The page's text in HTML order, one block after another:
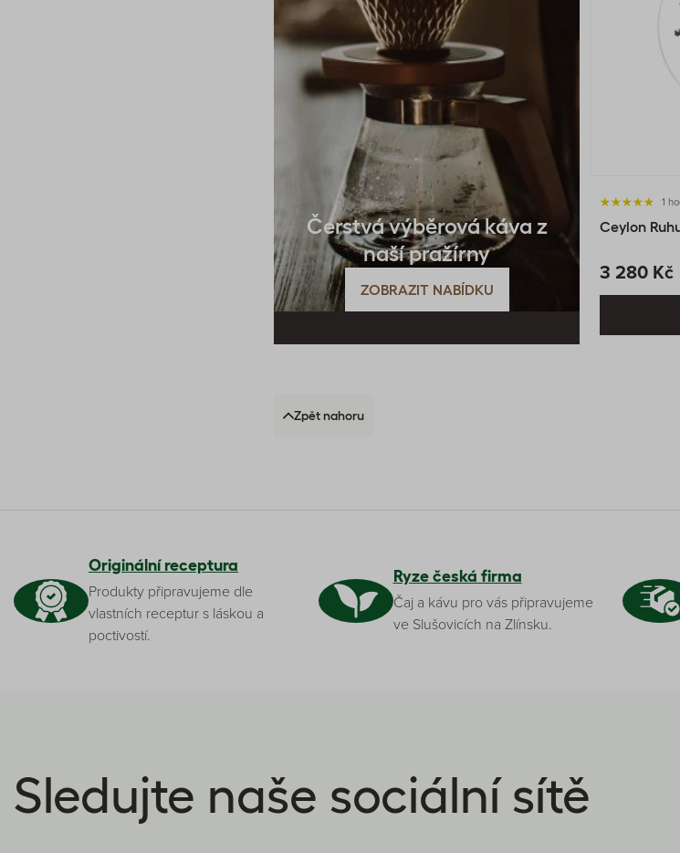
1
Ceylon
3 280 Kč
Čerstvá výběrová káva z
naší pražírny
ZOBRAZIT NABÍDKU
Zpět nahoru
Originální receptura
Produkty připravujeme dle
vlastních receptur s láskou a
poctivostí.
Ryze česká firma
Čaj a kávu pro vás připravujeme
ve Slušovicích na Zlínsku.
Sledujte naše sociální sítě